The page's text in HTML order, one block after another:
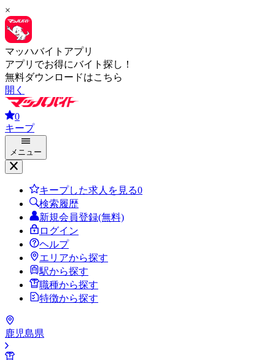
×
マッハバイトアプリ
アプリでお得にバイト探し！
無料ダウンロードはこちら
開く
0
キープ
メニュー
キープした求人を見る0
検索履歴
新規会員登録(無料)
ログイン
ヘルプ
エリアから探す
駅から探す
職種から探す
特徴から探す
鹿児島県